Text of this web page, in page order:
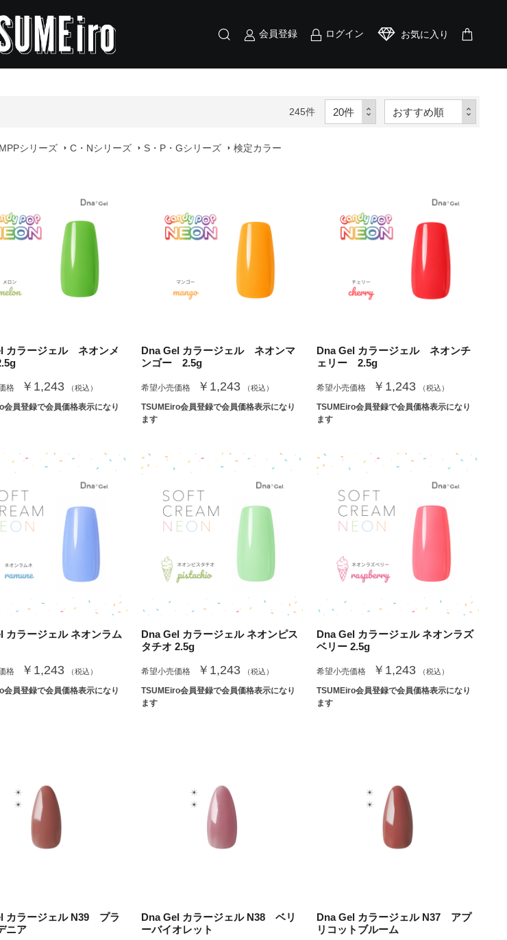
会員登録 ログイン お気に入り
245件
シリーズ C・Nシリーズ S・P・Gシリーズ 検定カラー
カラージェル ネオンメ
格 ￥1,243 （税込）
会員登録で会員価格表示になり
Dna Gel カラージェル ネオンマ
ンゴー 2.5g
希望小売価格 ￥1,243 （税込）
TSUMEiro会員登録で会員価格表示になり
ます
Dna Gel カラージェル ネオンチ
ェリー 2.5g
希望小売価格 ￥1,243 （税込）
TSUMEiro会員登録で会員価格表示になり
ます
カラージェル ネオンラム
格 ￥1,243 （税込）
会員登録で会員価格表示になり
Dna Gel カラージェル ネオンピス
タチオ 2.5g
希望小売価格 ￥1,243 （税込）
TSUMEiro会員登録で会員価格表示になり
ます
Dna Gel カラージェル ネオンラズ
ベリー 2.5g
希望小売価格 ￥1,243 （税込）
TSUMEiro会員登録で会員価格表示になり
ます
カラージェル N39 プラ
ニア
Dna Gel カラージェル N38 ベリ
ーバイオレット
Dna Gel カラージェル N37 アプ
リコットブルーム